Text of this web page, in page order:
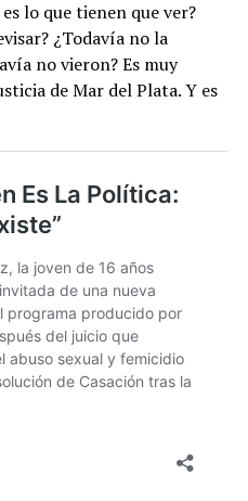
lo que tienen que ver?
¿Todavía no la
no vieron? Es muy
de Mar del Plata.Y es